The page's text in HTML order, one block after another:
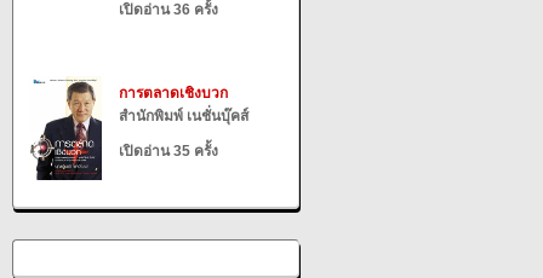
เปิดอ่าน 36 ครั้ง
การตลาดเชิงบวก
สำนักพิมพ์ เนชั่นบุ๊คส์
เปิดอ่าน 35 ครั้ง